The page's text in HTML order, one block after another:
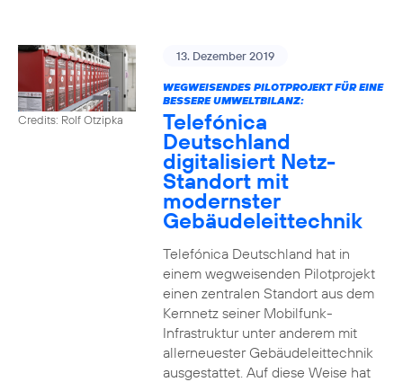
Credits: Rolf Otzipka
13. Dezember 2019
WEGWEISENDES PILOTPROJEKT FÜR EINE
BESSERE UMWELTBILANZ:
Telefónica
Deutschland
digitalisiert Netz-
Standort mit
modernster
Gebäudeleittechnik
Telefónica Deutschland hat in
einem wegweisenden Pilotprojekt
einen zentralen Standort aus dem
Kernnetz seiner Mobilfunk-
Infrastruktur unter anderem mit
allerneuester Gebäudeleittechnik
ausgestattet. Auf diese Weise hat